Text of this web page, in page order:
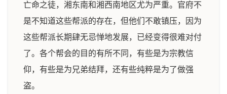
亡命之徒，湘东南和湘西南地区尤为严重。官府不
是不知道这些帮派的存在，但他们不敢镇压，因为
这些帮派长期肆无忌惮地发展，已经变得很难对付
了。各个帮会的目的有所不同，有些是为宗教信
仰，有些是为兄弟结拜，还有些纯粹是为了做强
盗。